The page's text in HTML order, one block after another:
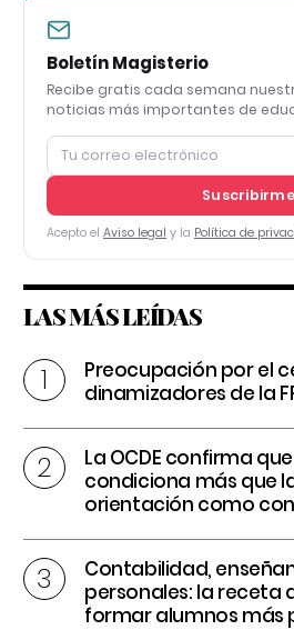
Boletín Magisterio
Recibe gratis cada semana
noticias más importantes de
Suscribirme
Acepto el Aviso legal y la Política de
LAS MÁS LEÍDAS
Preocupación por el
dinamizadores de la
La OCDE confirma
condiciona más que
orientación como
Contabilidad,
personales: la receta
formar alumnos más